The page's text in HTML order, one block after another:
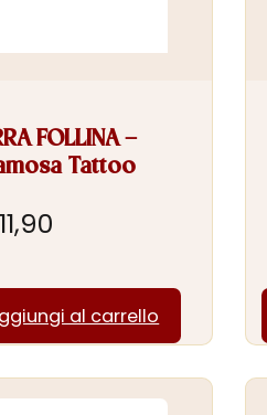
FOLLINA –
Tattoo
al carrello